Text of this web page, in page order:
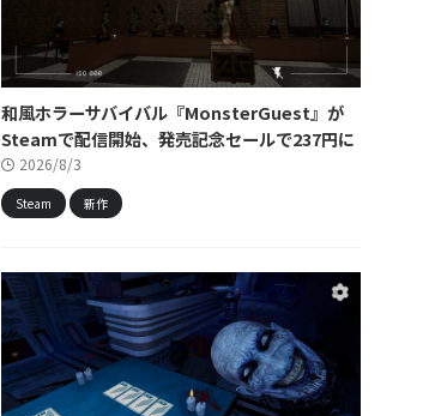
和風ホラーサバイバル『MonsterGuest』が
Steamで配信開始、発売記念セールで237円に
2026/8/3
Steam 新作